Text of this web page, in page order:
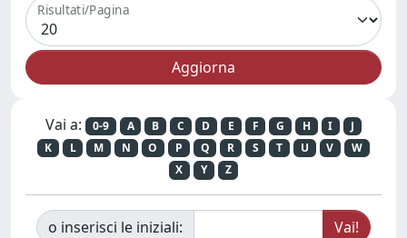
Risultati/Pagina
Vai a: 0-9 A B C D E F G H I
J
K
L M N O P Q R S T U V
W
X
Y Z
o inserisci le iniziali: